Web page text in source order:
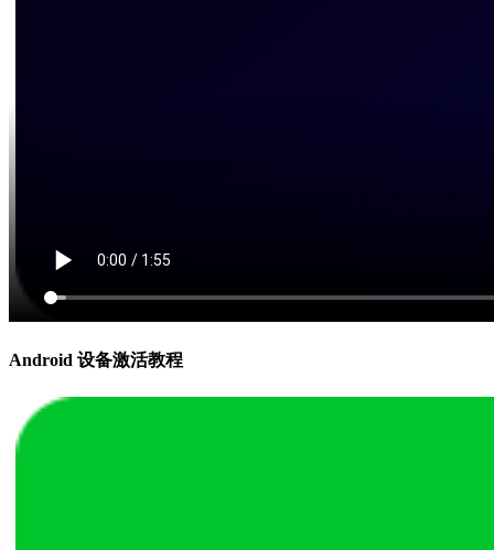
Android 设备激活教程